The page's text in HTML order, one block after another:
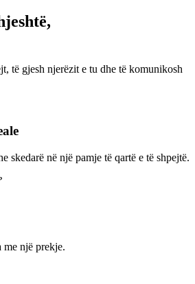
të gjesh njerëzit e tu dhe të komunikosh
skedarë në një pamje të qartë e të shpejtë.
me një prekje.